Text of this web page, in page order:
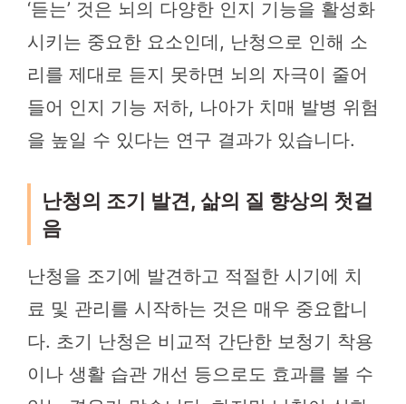
‘듣는’ 것은 뇌의 다양한 인지 기능을 활성화
시키는 중요한 요소인데, 난청으로 인해 소
리를 제대로 듣지 못하면 뇌의 자극이 줄어
들어 인지 기능 저하, 나아가 치매 발병 위험
을 높일 수 있다는 연구 결과가 있습니다.
난청의 조기 발견, 삶의 질 향상의 첫걸
음
난청을 조기에 발견하고 적절한 시기에 치
료 및 관리를 시작하는 것은 매우 중요합니
다. 초기 난청은 비교적 간단한 보청기 착용
이나 생활 습관 개선 등으로도 효과를 볼 수